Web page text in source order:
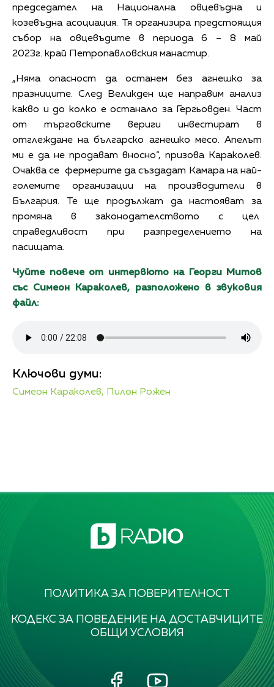
председател на Национална овцевъдна и
козевъдна асоциация. Тя организира предстоящия
събор на овцевъдите в периода 6 – 8 май
2023г. край Петропавловския манастир.
„Няма опасност да останем без агнешко за
празниците. След Великден ще направим анализ
какво и до колко е останало за Гергьовден. Част
от търговските вериги инвестират в
отглеждане на българско агнешко месо. Апелът
ми е да не продават вносно“, призова Караколев.
Очаква се фермерите да създадат Камара на най-
големите организации на производители в
България. Те ще продължат да настояват за
промяна в законодателството с цел
справедливост при разпределението на
пасищата.
Чуйте повече от интервюто на Георги Митов
със Симеон Караколев, разположено в звуковия
файл:
Ключови думи:
Симеон Караколев, Пилон Рожен
ПОЛИТИКА ЗА ПОВЕРИТЕЛНОСТ
КОДЕКС ЗА ПОВЕДЕНИЕ НА ДОСТАВЧИЦИТЕ
ОБЩИ УСЛОВИЯ